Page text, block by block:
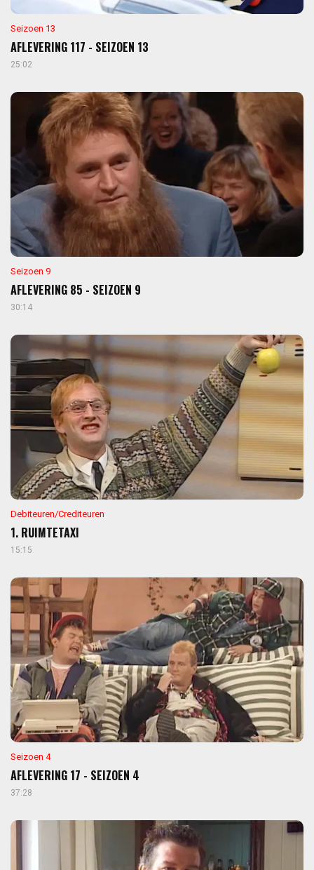
Seizoen 13
AFLEVERING 117 - SEIZOEN 13
25:02
Seizoen 9
AFLEVERING 85 - SEIZOEN 9
30:14
Debiteuren/Crediteuren
1. RUIMTETAXI
15:15
Seizoen 4
AFLEVERING 17 - SEIZOEN 4
37:28